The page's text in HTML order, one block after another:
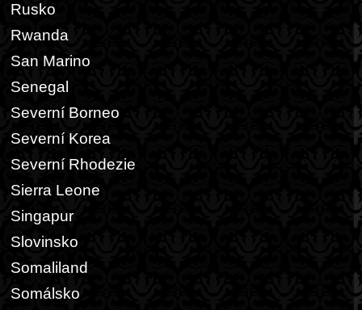
Rusko
Rwanda
San Marino
Senegal
Severní Borneo
Severní Korea
Severní Rhodezie
Sierra Leone
Singapur
Slovinsko
Somaliland
Somálsko